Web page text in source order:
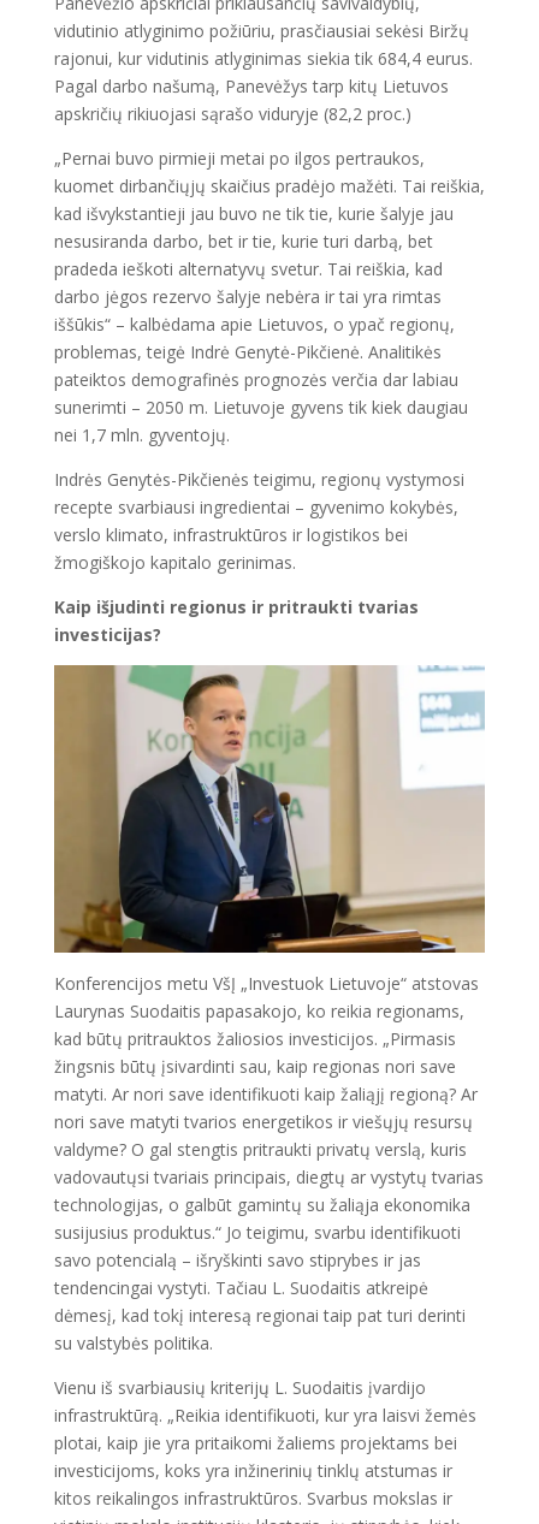
vidutinio atlyginimo požiūriu, prasčiausiai sekėsi Biržų
rajonui, kur vidutinis atlyginimas siekia tik 684,4 eurus.
Pagal darbo našumą, Panevėžys tarp kitų Lietuvos
apskričių rikiuojasi sąrašo viduryje (82,2 proc.)
„Pernai buvo pirmieji metai po ilgos pertraukos,
kuomet dirbančiųjų skaičius pradėjo mažėti. Tai reiškia,
kad išvykstantieji jau buvo ne tik tie, kurie šalyje jau
nesusiranda darbo, bet ir tie, kurie turi darbą, bet
pradeda ieškoti alternatyvų svetur. Tai reiškia, kad
darbo jėgos rezervo šalyje nebėra ir tai yra rimtas
iššūkis“ – kalbėdama apie Lietuvos, o ypač regionų,
problemas, teigė Indrė Genytė-Pikčienė. Analitikės
pateiktos demografinės prognozės verčia dar labiau
sunerimti – 2050 m. Lietuvoje gyvens tik kiek daugiau
nei 1,7 mln. gyventojų.
Indrės Genytės-Pikčienės teigimu, regionų vystymosi
recepte svarbiausi ingredientai – gyvenimo kokybės,
verslo klimato, infrastruktūros ir logistikos bei
žmogiškojo kapitalo gerinimas.
Kaip išjudinti regionus ir pritraukti tvarias
investicijas?
Konferencijos metu VšĮ „Investuok Lietuvoje“ atstovas
Laurynas Suodaitis papasakojo, ko reikia regionams,
kad būtų pritrauktos žaliosios investicijos. „Pirmasis
žingsnis būtų įsivardinti sau, kaip regionas nori save
matyti. Ar nori save identifikuoti kaip žaliąjį regioną? Ar
nori save matyti tvarios energetikos ir viešųjų resursų
valdyme? O gal stengtis pritraukti privatų verslą, kuris
vadovautųsi tvariais principais, diegtų ar vystytų tvarias
technologijas, o galbūt gamintų su žaliąja ekonomika
susijusius produktus.“ Jo teigimu, svarbu identifikuoti
savo potencialą – išryškinti savo stiprybes ir jas
tendencingai vystyti. Tačiau L. Suodaitis atkreipė
dėmesį, kad tokį interesą regionai taip pat turi derinti
su valstybės politika.
Vienu iš svarbiausių kriterijų L. Suodaitis įvardijo
infrastruktūrą. „Reikia identifikuoti, kur yra laisvi žemės
plotai, kaip jie yra pritaikomi žaliems projektams bei
investicijoms, koks yra inžinerinių tinklų atstumas ir
kitos reikalingos infrastruktūros. Svarbus mokslas ir